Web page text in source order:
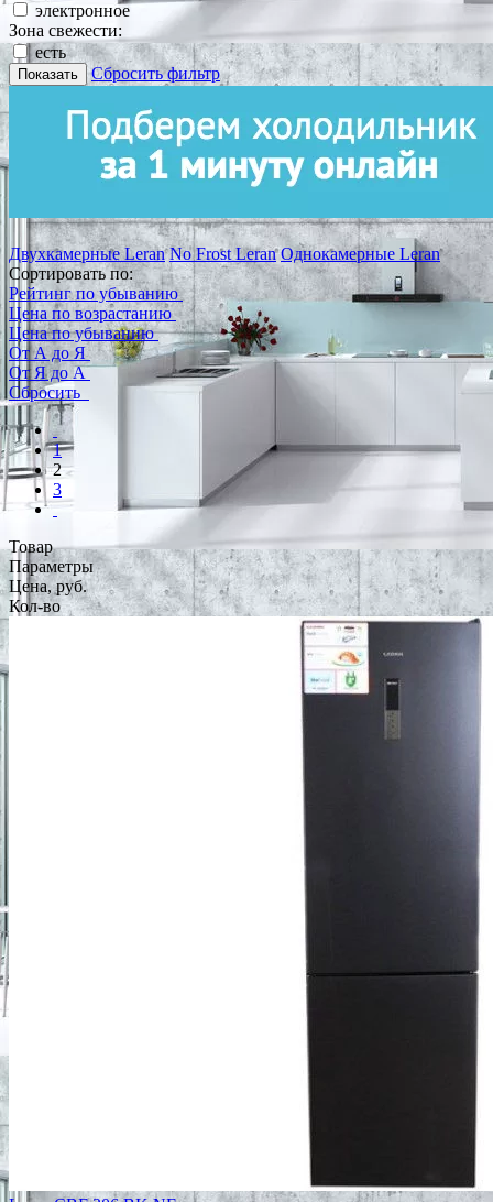
электронное
Зона свежести:
есть
Показать Сбросить фильтр
Двухкамерные Leran No Frost Leran Однокамерные Leran
Сортировать по:
Рейтинг по убыванию
Цена по возрастанию
Цена по убыванию
От А до Я
От Я до А
Сбросить
1
2
3
Товар
Параметры
Цена, руб.
Кол-во